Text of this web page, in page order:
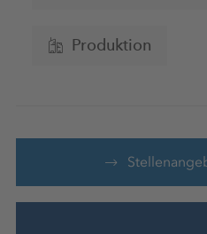
Produktion